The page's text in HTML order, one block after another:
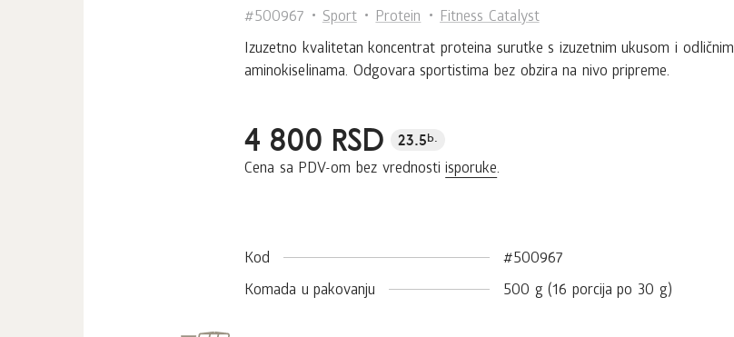
#500967 Sport Protein
Fitness Catalyst
Izuzetno kvalitetan koncentrat proteina surutke s izuzetnim ukusom i odličnim
aminokiselinama. Odgovara sportistima bez obzira na nivo pripreme.
4 800 RSD 23.5b.
Cena sa PDV-om bez vrednostiisporuke.
Kod
#500967
Komada u pakovanju
500 g (16 porcija po 30 g)